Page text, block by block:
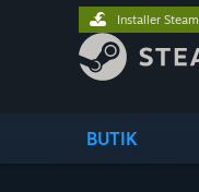
BUTIK
Installer Steam